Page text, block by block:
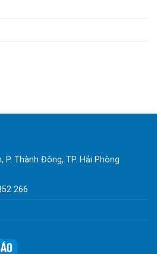
P. Thành Đông, TP. Hải Phòng
266